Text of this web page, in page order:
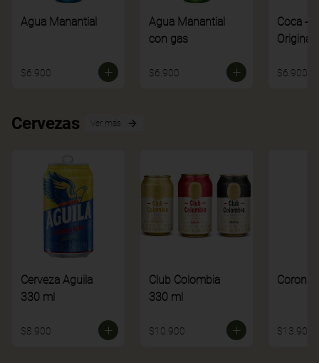
Agua Manantial
$6.900
Agua Manantial
con gas
$6.900
Coca -
Original
$6.900
Cervezas Ver más
Cerveza Aguila
330 ml
$8.900
Club Colombia
330 ml
$10.900
Corona
$13.900